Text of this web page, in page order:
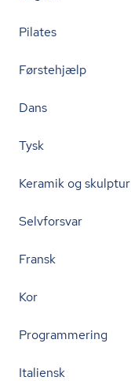
Pilates
Førstehjælp
Dans
Tysk
Keramik og skulptur
Selvforsvar
Fransk
Kor
Programmering
Italiensk